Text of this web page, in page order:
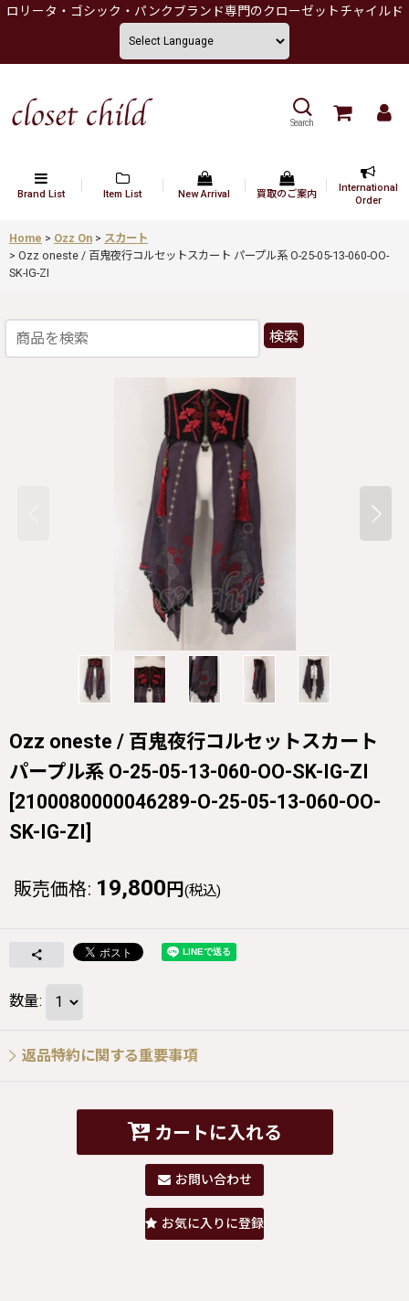
ロリータ・ゴシック・パンクブランド専門のクローゼットチャイルド
Search
Brand List Item List New Arrival 買取のご案内
International
Order
Home > Ozz On > スカート
> Ozz oneste / 百鬼夜行コルセットスカート パープル系 O-25-05-13-060-OO-
SK-IG-ZI
検索
Ozz oneste / 百鬼夜行コルセットスカート
パープル系 O-25-05-13-060-OO-SK-IG-ZI
[2100080000046289-O-25-05-13-060-OO-
SK-IG-ZI]
販売価格: 19,800 円 (税込)
数量:
返品特約に関する重要事項
カートに入れる
お問い合わせ
お気に入りに登録